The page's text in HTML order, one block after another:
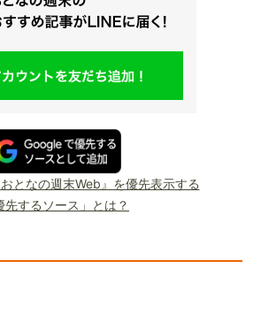
となの週末Web』を優先表示する
先するソース」とは？